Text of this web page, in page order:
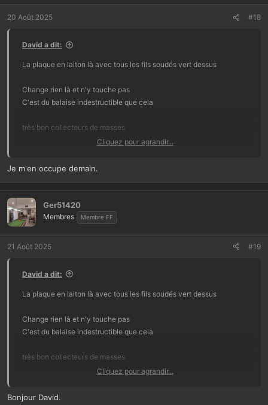
c
t
20 Août 2025 #18
David a dit:
La plaque en laiton là avec tous les fils soudés vert dessus
Change rien là et n'y touche pas
C'est du balaise indestructible que cela
très bon collecteurs de masses
Que je vois son état
Belles photos de près
Pour les connecteurs là c'est déjà du remplacé par du Jamma, idem
faudrait que je vois l'état des pinces dedans
Cliquez pour agrandir...
Je m'en occupe demain.
Ger51420
Membres Membre FF
21 Août 2025 #19
David a dit:
La plaque en laiton là avec tous les fils soudés vert dessus
Change rien là et n'y touche pas
C'est du balaise indestructible que cela
très bon collecteurs de masses
Que je vois son état
Cliquez pour agrandir...
Bonjour David.